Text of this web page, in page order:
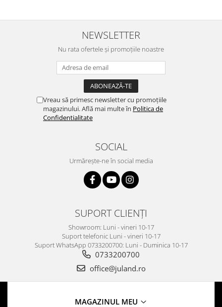
NEWSLETTER
Nu rata ofertele și promoțiile noastre
Vreau să primesc newsletter cu promoțiile
magazinului. Află mai multe în Politica de
Confidentialitate
SOCIAL
Urmărește-ne în social media
SUPORT CLIENȚI
Showroom: Luni - vineri 10-17
Suport telefonic Luni - vineri 10-17
Suport WhatsApp 0733200700: Luni - Duminica 10-17
0733200700
office@juland.ro
MAGAZINUL MEU